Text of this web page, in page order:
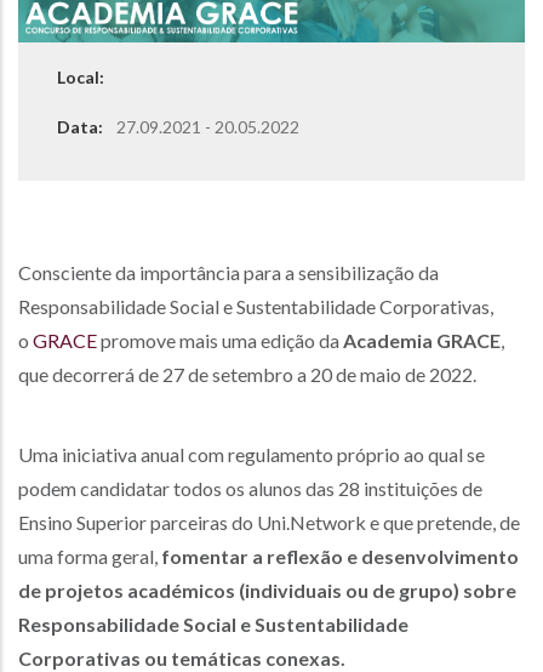
Local:
Data: 27.09.2021 - 20.05.2022
Consciente da importância para a sensibilização da
Responsabilidade Social e Sustentabilidade Corporativas,
o GRACEpromove mais uma edição daAcademia GRACE,
que decorrerá de 27 de setembro a 20 de maio de 2022.
Uma iniciativa anual com regulamento próprio ao qual se
podem candidatar todos os alunos das 28 instituições de
Ensino Superior parceiras do Uni.Network e que pretende, de
uma forma geral, fomentar a reflexão e desenvolvimento
de projetos académicos (individuais ou de grupo) sobre
Responsabilidade Social e Sustentabilidade
Corporativas ou temáticas conexas.